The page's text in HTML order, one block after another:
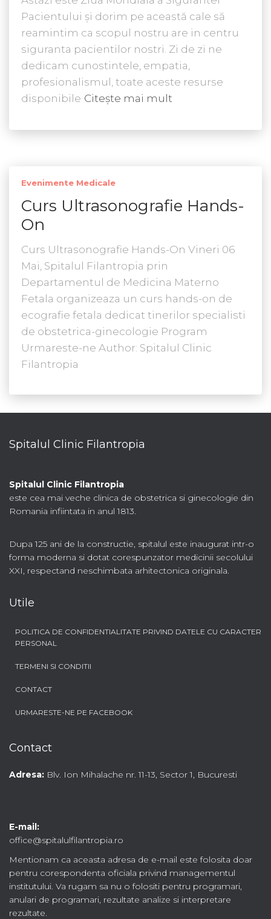
Pacientului și dorim pe această cale să
reamintim ca scopul nostru are in centru
siguranta pacientilor nostri. Zi de zi ne
dedicam cunostintele, empatia,
profesionalismul, toate aceste resurse
disponibile Citește mai mult
Evenimente Medicale
Curs Ultrasonografie Hands-
On
Curs Ultrasonografie Hands-On Vineri 06
Mai, Spitalul Filantropia prin
Departamentul de Medicina Materno
Fetala organizeaza un curs hands-on de
ecografie fetala dedicat tinerilor specialisti
de obstetrica-ginecologie Program
Urmareste-ne Author: Spitalul Clinic
Filantropia
Spitalul Clinic Filantropia
Spitalul Clinic Filantropia
este cea mai veche clinica de obstetrica si ginecologie din
Romania infiintata in anul 1813.
Dupa 125 ani de la constructie, spitalul este inaugurat intr-o
forma moderna si dotat corespunzator medicinii secolului
XXI, respectand neschimbata arhitectonica originala.
Utile
POLITICA DE CONFIDENTIALITATE PRIVIND DATELE CU CARACTER
PERSONAL
TERMENI SI CONDITII
CONTACT
URMARESTE-NE PE FACEBOOK
Contact
Adresa: Blv. Ion Mihalache nr. 11-13, Sector 1, Bucuresti
E-mail:
office@spitalulfilantropia.ro
Mentionam ca aceasta adresa de e-mail este folosita doar
pentru corespondenta oficiala privind managementul
institutului. Va rugam sa nu o folositi pentru programari,
anulari de programari, rezultate analize si interpretare
rezultate.